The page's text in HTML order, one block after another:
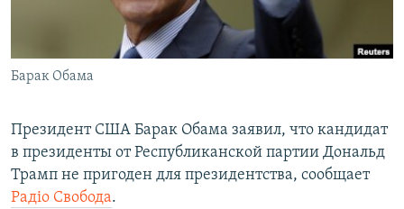
ПОБЕДИТЕЛЕЙ НЕ СУДЯТ?
КРЫМ.НЕПОКОРЕННЫЙ
ELIFBE
ПРИСОЕДИНЯЙТЕСЬ!
Все сайты RFE/RL
Барак Обама
Президент США Барак Обама заявил, что кандидат
в президенты от Республиканской партии Дональд
Трамп не пригоден для президентства, сообщает
Радіо Свобода.